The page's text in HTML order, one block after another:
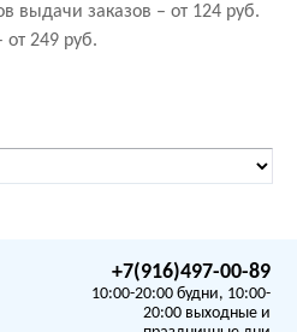
выдачи заказов – от 124 руб.
249 руб.
+7(916)497-00-89
10:00-20:00 будни, 10:00-
20:00 выходные и